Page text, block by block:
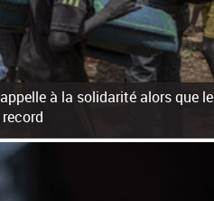
à la solidarité alors que le